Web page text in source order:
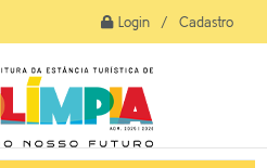
Login / Cadastro